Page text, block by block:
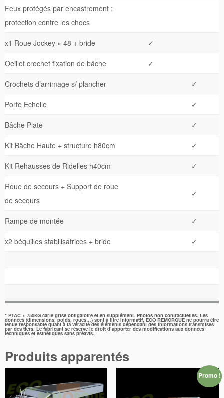
Feux protégés par encastrement :
protection contre les chocs
x1 Roue Jockey « 48 + bride ✓
Oeillet crochet fixation de bâche ✓
Crochets d’arrimage s/ plancher ✓
Porte Echelle ✓
Bâche Plate ✓
Kit Bâche Haute + structure h80cm ✓
Kit Rehausses de Ridelles h40cm ✓
Roue de secours + Support de roue
de secours
✓
Rampe de montée ✓
x2 béquilles stabilisatrices + bride ✓
* PTAC + 750KG carte grise obligatoire et en supplément. Photos non contractuelles. Les
données (dimensions, poids, roues…) sont à titre informatif, ECO REMORQUE ne pourra être
tenue responsable quant à la véracité des éléments dépendant des informations transmises
par des tiers. Le fabricant se réserve le droit d’apporter des modifications aux données
techniques et esthétiques sans préavis.
Produits apparentés
Promo !